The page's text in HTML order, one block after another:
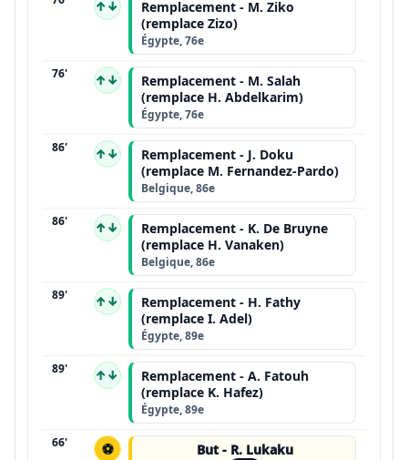
↑↓
Remplacement - M. Ziko
(remplace Zizo)
Égypte, 76e
76' ↑↓
Remplacement - M. Salah
(remplace H. Abdelkarim)
Égypte, 76e
86' ↑↓
Remplacement - J. Doku
(remplace M. Fernandez-Pardo)
Belgique, 86e
86' ↑↓
Remplacement - K. De Bruyne
(remplace H. Vanaken)
Belgique, 86e
89' ↑↓
Remplacement - H. Fathy
(remplace I. Adel)
Égypte, 89e
89' ↑↓
Remplacement - A. Fatouh
(remplace K. Hafez)
Égypte, 89e
66' ⚽ But - R. Lukaku